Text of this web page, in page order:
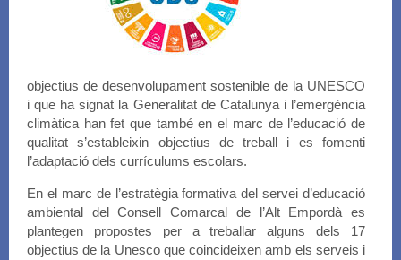
objectius de desenvolupament sostenible de la UNESCO
i que ha signat la Generalitat de Catalunya i l’emergència
climàtica han fet que també en el marc de l’educació de
qualitat s’estableixin objectius de treball i es fomenti
l’adaptació dels currículums escolars.
En el marc de l’estratègia formativa del servei d’educació
ambiental del Consell Comarcal de l’Alt Empordà es
plantegen propostes per a treballar alguns dels 17
objectius de la Unesco que coincideixen amb els serveis i